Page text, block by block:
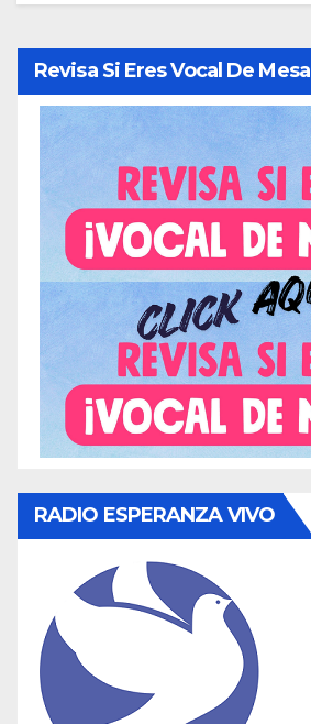
Revisa Si Eres Vocal De Mesa
RADIO ESPERANZA VIVO